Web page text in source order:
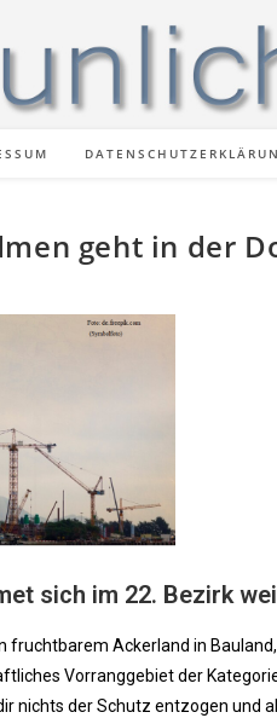
geht in der
sich im 22. Bezirk
fruchtbarem Ackerland in
Vorranggebiet der
nichts der Schutz entzogen und